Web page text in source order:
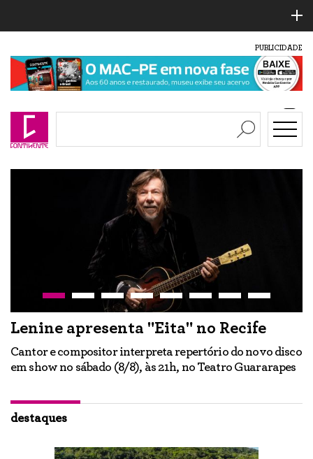
PUBLICIDADE
Lenine apresenta "Eita" no Recife
Cantor e compositor interpreta repertório do novo disco
em show no sábado (8/8), às 21h, no Teatro Guararapes
destaques